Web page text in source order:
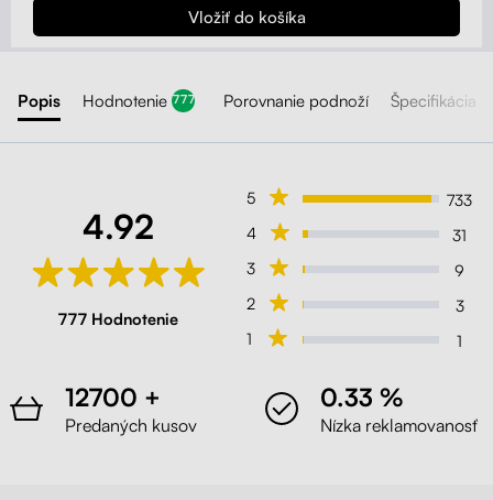
Popis Hodnotenie 777 Porovnanie podnoží Špecifikácia
4.92
777 Hodnotenie
5
733
4
31
3
9
2
3
1
1
12700 +
Predaných kusov
0.33 %
Nízka reklamovanosť